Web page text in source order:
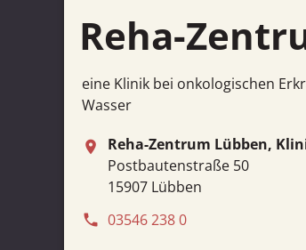
Reha-
eine Klinik bei onkologischen
Wasser
place
Reha-Zentrum Lübben,
Postbautenstraße 50
15907 Lübben
phone 03546 238 0